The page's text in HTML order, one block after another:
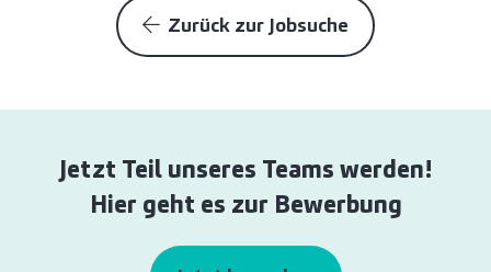
Zurück zur Jobsuche
Jetzt Teil unseres Teams werden!
Hier geht es zur Bewerbung